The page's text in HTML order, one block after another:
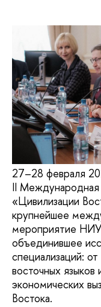
27–28 февраля
II Международная
«Цивилизации
крупнейшее
мероприятие
объединившее
специализаций:
восточных
экономических
Востока.